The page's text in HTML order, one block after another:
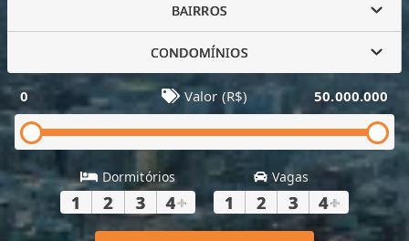
BAIRROS
CONDOMÍNIOS
0 Valor (R$) 50.000.000
Dormitórios
1 2 3 4+
Vagas
1 2 3 4+